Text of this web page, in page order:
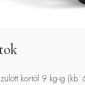
kortól 9 kg-ig (kb.